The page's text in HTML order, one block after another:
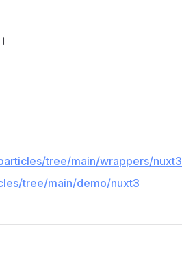
tree/main/wrappers/nuxt3
tree/main/demo/nuxt3